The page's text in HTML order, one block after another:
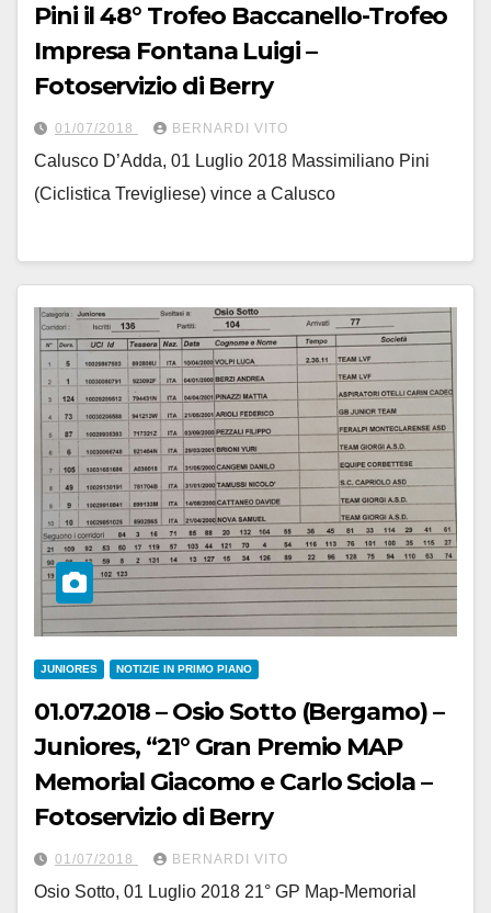
Pini il 48° Trofeo Baccanello-Trofeo
Impresa Fontana Luigi –
Fotoservizio di Berry
01/07/2018 BERNARDI VITO
Calusco D’Adda, 01 Luglio 2018 Massimiliano Pini
(Ciclistica Trevigliese) vince a Calusco
JUNIORES NOTIZIE IN PRIMO PIANO
01.07.2018 – Osio Sotto (Bergamo) –
Juniores, “21° Gran Premio MAP
Memorial Giacomo e Carlo Sciola –
Fotoservizio di Berry
01/07/2018 BERNARDI VITO
Osio Sotto, 01 Luglio 2018 21° GP Map-Memorial